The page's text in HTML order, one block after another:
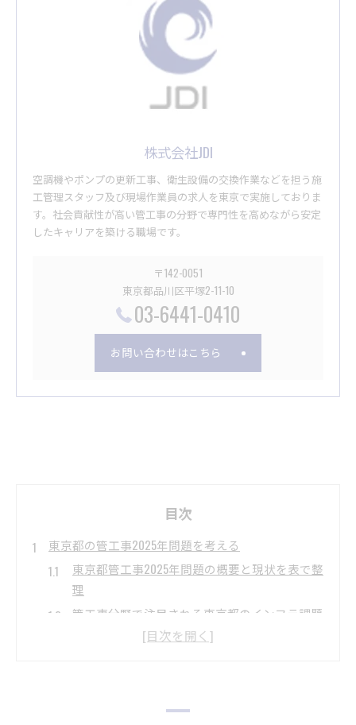
株式会社JDI
空調機やポンプの更新工事、衛生設備の交換作業などを担う施
工管理スタッフ及び現場作業員の求人を東京で実施しておりま
す。社会貢献性が高い管工事の分野で専門性を高めながら安定
したキャリアを築ける職場です。
〒142-0051
東京都品川区平塚2-11-10
03-6441-0410
お問い合わせはこちら
目次
東京都の管工事2025年問題を考える
東京都管工事2025年問題の概要と現状を表で整
理
管工事分野で注目される東京都のインフラ課題
東京都の管工事が抱える三大インフラ課題とは
インフラ老朽化に挑む管工事の現場